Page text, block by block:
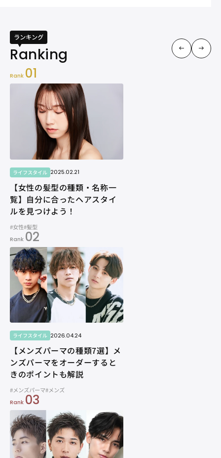
ランキング
Rank 01
ライフスタイル 2025.02.21
【女性の髪型の種類・名称一
覧】自分に合ったヘアスタイ
ルを見つけよう！
#女性#髪型
Rank 02
ライフスタイル 2026.04.24
【メンズパーマの種類7選】メ
ンズパーマをオーダーすると
きのポイントも解説
#メンズパーマ#メンズ
Rank 03